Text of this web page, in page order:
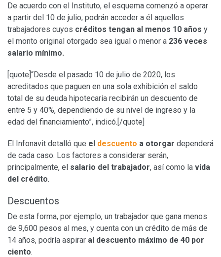
De acuerdo con el Instituto, el esquema comenzó a operar
a partir del 10 de julio; podrán acceder a él aquellos
trabajadores cuyos créditos tengan al menos 10 años y
el monto original otorgado sea igual o menor a 236 veces
salario mínimo.
[quote]“Desde el pasado 10 de julio de 2020, los
acreditados que paguen en una sola exhibición el saldo
total de su deuda hipotecaria recibirán un descuento de
entre 5 y 40%, dependiendo de su nivel de ingreso y la
edad del financiamiento”, indicó.[/quote]
El Infonavit detalló que el descuento a otorgar dependerá
de cada caso. Los factores a considerar serán,
principalmente, el salario del trabajador, así como la vida
del crédito.
Descuentos
De esta forma, por ejemplo, un trabajador que gana menos
de 9,600 pesos al mes, y cuenta con un crédito de más de
14 años, podría aspirar al descuento máximo de 40 por
ciento.